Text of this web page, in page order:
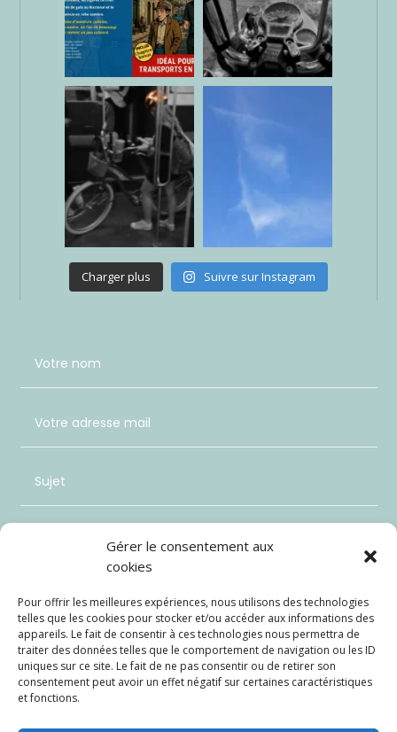
Gérer le consentement aux
cookies
Pour offrir les meilleures expériences, nous utilisons des technologies
telles que les cookies pour stocker et/ou accéder aux informations des
appareils. Le fait de consentir à ces technologies nous permettra de
traiter des données telles que le comportement de navigation ou les ID
uniques sur ce site. Le fait de ne pas consentir ou de retirer son
consentement peut avoir un effet négatif sur certaines caractéristiques
et fonctions.
Charger plus Suivre sur Instagram
=